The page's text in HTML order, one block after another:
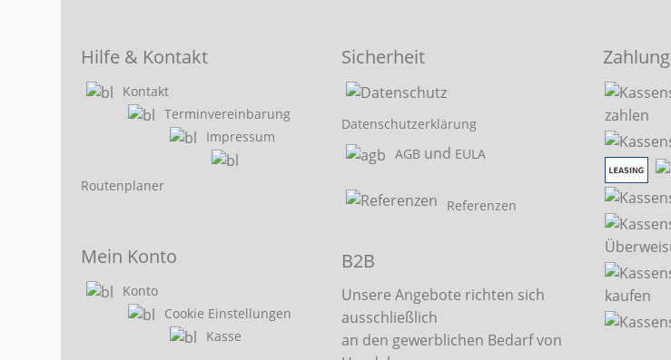
Hilfe & Kontakt
Kontakt
Terminvereinbarung
Impressum
Routenplaner
Mein Konto
Konto
Cookie Einstellungen
Kasse
Sicherheit
Datenschutzerklärung
AGB und EULA
Referenzen
B2B
Unsere Angebote richten sich
ausschließlich
an den gewerblichen Bedarf von
Zahlung